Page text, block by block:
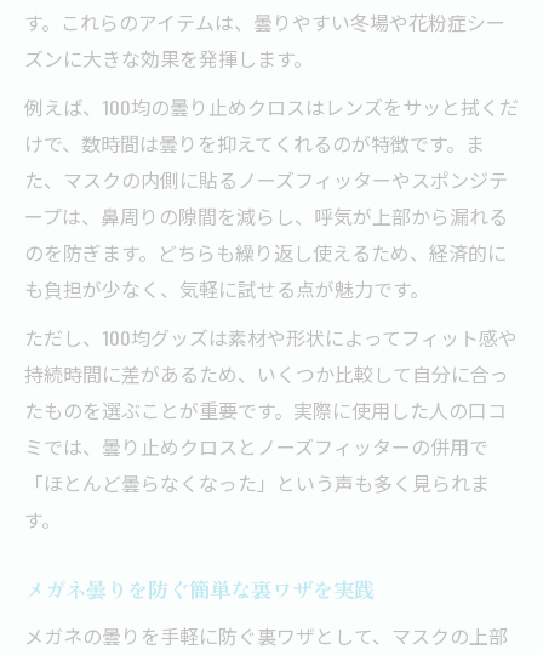
す。これらのアイテムは、曇りやすい冬場や花粉症シー
ズンに大きな効果を発揮します。
例えば、100均の曇り止めクロスはレンズをサッと拭くだ
けで、数時間は曇りを抑えてくれるのが特徴です。ま
た、マスクの内側に貼るノーズフィッターやスポンジテ
ープは、鼻周りの隙間を減らし、呼気が上部から漏れる
のを防ぎます。どちらも繰り返し使えるため、経済的に
も負担が少なく、気軽に試せる点が魅力です。
ただし、100均グッズは素材や形状によってフィット感や
持続時間に差があるため、いくつか比較して自分に合っ
たものを選ぶことが重要です。実際に使用した人の口コ
ミでは、曇り止めクロスとノーズフィッターの併用で
「ほとんど曇らなくなった」という声も多く見られま
す。
メガネ曇りを防ぐ簡単な裏ワザを実践
メガネの曇りを手軽に防ぐ裏ワザとして、マスクの上部